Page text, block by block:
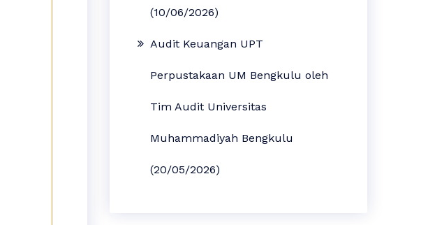
(10/06/2026)
Audit Keuangan UPT
Perpustakaan UM Bengkulu oleh
Tim Audit Universitas
Muhammadiyah Bengkulu
(20/05/2026)